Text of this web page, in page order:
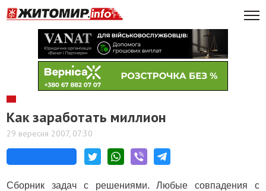
Как заработать миллион
29 вересня 2007, 07:30
Сборник задач с решениями. Любые совпадения с